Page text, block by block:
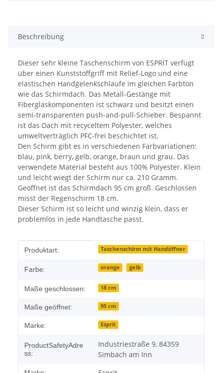
Beschreibung
Dieser sehr kleine Taschenschirm von ESPRIT verfügt
über einen Kunststoffgriff mit Relief-Logo und eine
elastischen Handgelenkschlaufe im gleichen Farbton
wie das Schirmdach. Das Metall-Gestänge mit
Fiberglaskomponenten ist schwarz und besitzt einen
semi-transparenten push-and-pull-Schieber. Bespannt
ist das Dach mit recyceltem Polyester, welches
umweltverträglich PFC-frei beschichtet ist.
Den Schirm gibt es in verschiedenen Farbvariationen:
blau, pink, berry, gelb, orange, braun und grau. Das
verwendete Material besteht aus 100% Polyester. Klein
und leicht wiegt der Schirm nur ca. 210 Gramm.
Geöffnet ist das Schirmdach 95 cm groß. Geschlossen
misst der Regenschirm 18 cm.
Dieser Schirm ist so leicht und winzig klein, dass er
problemlos in jede Handtasche passt.
Produkteigenschaft
Wert
Produktart: Taschenschirm mit Handöffner
Farbe: orange gelb
Maße geschlossen: 18 cm
Maße geöffnet: 95 cm
Marke: Esprit
ProductSafetyAdre
ss:
Industriestraße 9, 84359
Simbach am Inn